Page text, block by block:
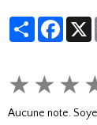
Partager X
★ ★ ★
Aucune note.